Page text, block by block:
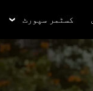
کسٹمر سپورٹ